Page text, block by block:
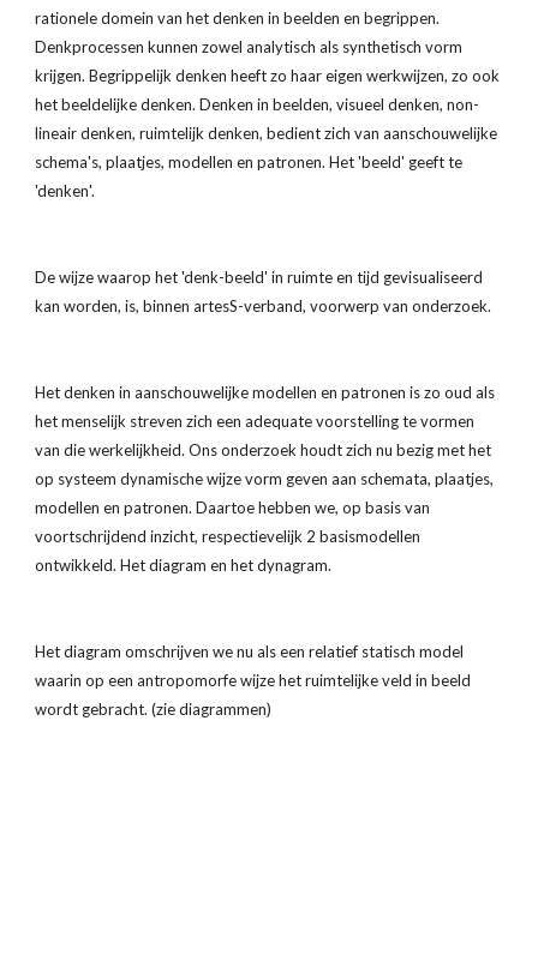
rationele domein van het denken in beelden en begrippen.
Denkprocessen kunnen zowel analytisch als synthetisch vorm
krijgen. Begrippelijk denken heeft zo haar eigen werkwijzen, zo ook
het beeldelijke denken. Denken in beelden, visueel denken, non-
lineair denken, ruimtelijk denken, bedient zich van aanschouwelijke
schema's, plaatjes, modellen en patronen. Het 'beeld' geeft te
'denken'.
De wijze waarop het 'denk-beeld' in ruimte en tijd gevisualiseerd
kan worden, is, binnen artesS-verband, voorwerp van onderzoek.
Het denken in aanschouwelijke modellen en patronen is zo oud als
het menselijk streven zich een adequate voorstelling te vormen
van die werkelijkheid. Ons onderzoek houdt zich nu bezig met het
op systeem dynamische wijze vorm geven aan schemata, plaatjes,
modellen en patronen. Daartoe hebben we, op basis van
voortschrijdend inzicht, respectievelijk 2 basismodellen
ontwikkeld. Het diagram en het dynagram.
Het diagram omschrijven we nu als een relatief statisch model
waarin op een antropomorfe wijze het ruimtelijke veld in beeld
wordt gebracht. (zie diagrammen)